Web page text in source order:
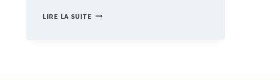
LIRE LA SUITE AVEZ-